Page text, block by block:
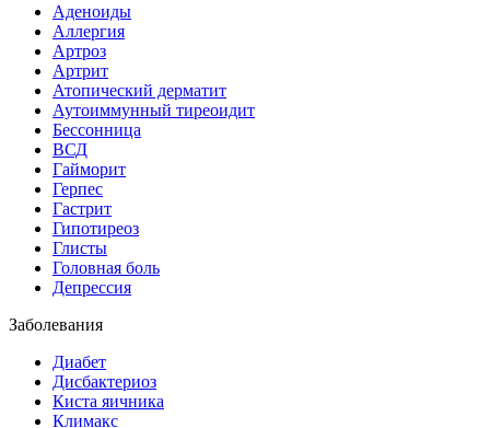
Аденоиды
Аллергия
Артроз
Артрит
Атопический дерматит
Аутоиммунный тиреоидит
Бессонница
ВСД
Гайморит
Герпес
Гастрит
Гипотиреоз
Глисты
Головная боль
Депрессия
Заболевания
Диабет
Дисбактериоз
Киста яичника
Климакс